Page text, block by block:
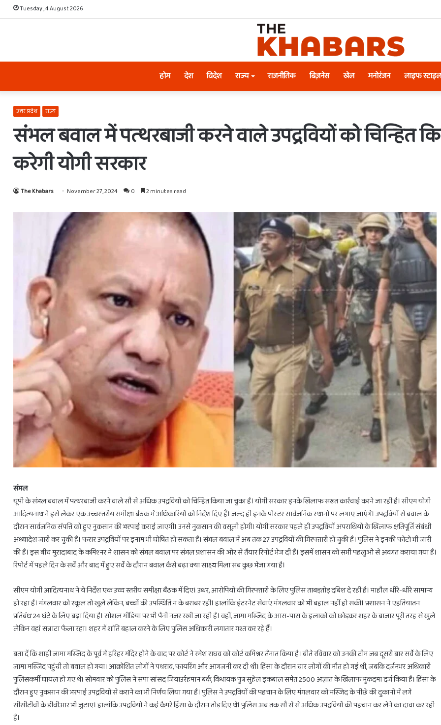
Tuesday , 4 August 2026
होम देश विदेश राज्य राजनीतिक बिज़नेस खेल मनोरंजन लाइफ स्टाइल
उत्तर प्रदेश राज्य
संभल बवाल में पत्‍थरबाजी करने वाले उपद्रवियों को चिन्हित
करेगी योगी सरकार
The Khabars November 27, 2024 0 2 minutes read
संभल
यूपी के संभल बवाल में पत्‍थरबाजी करने वाले सौ से अधिक उपद्रवियों को चिन्हित किया जा चुका है। योगी सरकार इनके खिलाफ सख्‍त कार्रवाई करने जा रही है। सीएम योगी
आदित्‍यनाथ ने इसे लेकर एक उच्‍चस्‍तरीय समीक्षा बैठक में अधिकारियों को निर्देश दिए हैं। जल्‍द ही इनके पोस्‍टर सार्वजन‍िक स्‍थानों पर लगाए जाएंगे। उपद्रवियों से बवाल के
दौरान सार्वजनिक संपत्ति को हुए नुकसान की भरपाई कराई जाएगी। उनसे नुकसान की वसूली होगी। योगी सरकार पहले ही उपद्रवियों अपराधियों के खिलाफ क्षतिपूर्ति संबंधी
अध्यादेश जारी कर चुकी है। फरार उपद्रवियों पर इनाम भी घोषित हो सकता है। संभल बवाल में अब तक 27 उपद्रवियों की गिरफ्तारी हो चुकी है। पुलिस ने इनकी फोटो भी जारी
की है। इस बीच मुरादाबाद के कमिश्‍नर ने शासन को संभल बवाल पर संभल प्रशासन की ओर से तैयार रिपोर्ट भेज दी है। इसमें शासन को सभी पहलुओं से अवगत कराया गया है।
रिपोर्ट में पहले दिन के सर्वे और बाद में हुए सर्वे के दौरान बवाल कैसे बढ़ा क्या साक्ष्य मिला सब कुछ भेजा गया है।
सीएम योगी आदित्यनाथ ने ये निर्देश एक उच्च स्तरीय समीक्षा बैठक में दिए। उधर, आरोपियों की गिरफ्तारी के लिए पुलिस ताबड़तोड़ दबिश दे रही है। माहौल धीरे-धीरे सामान्य
हो रहा है। मंगलवार को स्कूल तो खुले लेकिन, बच्चों की उपस्थिति न के बराबर रही। हालांकि इंटरनेट सेवाएं मंगलवार को भी बहाल नहीं हो सकीं। प्रशासन ने एहतियातन
प्रतिबंध 24 घंटे के लिए बढ़ा दिया है। सोशल मीडिया पर भी पैनी नजर रखी जा रही है। वहीं, जामा मस्जिद के आस-पास के इलाकों को छोड़कर शहर के बाजार पूरी तरह से खुले
लेकिन वहां सन्नाटा फैला रहा। शहर में शांति बहाल करने के लिए पुलिस अधिकारी लगातार गश्त कर रहे हैं।
बता दें कि शाही जामा मस्जिद के पूर्व में हरिहर मंदिर होने के वाद पर कोर्ट ने रमेश राघव को कोर्ट कमिश्नर तैनात किया है। बीते रविवार को उनकी टीम जब दूसरी बार सर्वे के लिए
जामा मस्जिद पहुंची तो बवाल हो गया। आक्रोशित लोगों ने पथराव, फायरिंग और आगजनी कर दी थी। हिंसा के दौरान चार लोगों की मौत हो गई थी, जबकि दर्जनभर अधिकारी
पुलिसकर्मी घायल हो गए थे। सोमवार को पुलिस ने सपा सांसद जियाउर्रहमान बर्क, विधायक पुत्र सुहेल इकबाल समेत 2500 अज्ञात के खिलाफ मुकदमा दर्ज किया है। हिंसा के
दौरान हुए नुकसान की भरपाई उपद्रवियों से कराने का भी निर्णय लिया गया है। पुलिस ने उपद्रवियों की पहचान के लिए मंगलवार को मस्जिद के पीछे की दुकानों में लगे
सीसीटीवी के डीवीआर भी जुटाए। हालांकि उपद्रवियों ने कई कैमरे हिंसा के दौरान तोड़ दिए थे। पुलिस अब तक सौ से से अधिक उपद्रवियों की पहचान कर लेने का दावा कर रही
है।
28
फरवरी
से
3
होगा
लाभ
ही
लाभ
February 27, 2025
28 फरवरी से 3 राशियों को होगा लाभ ही लाभ
होलिका
दहन
के
लिए
1
घंटा
का
ही
February 28, 2025
होलिका दहन के लिए मिलेगा सिर्फ 1 घंटा का ही समय